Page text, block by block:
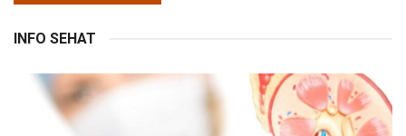
INFO SEHAT